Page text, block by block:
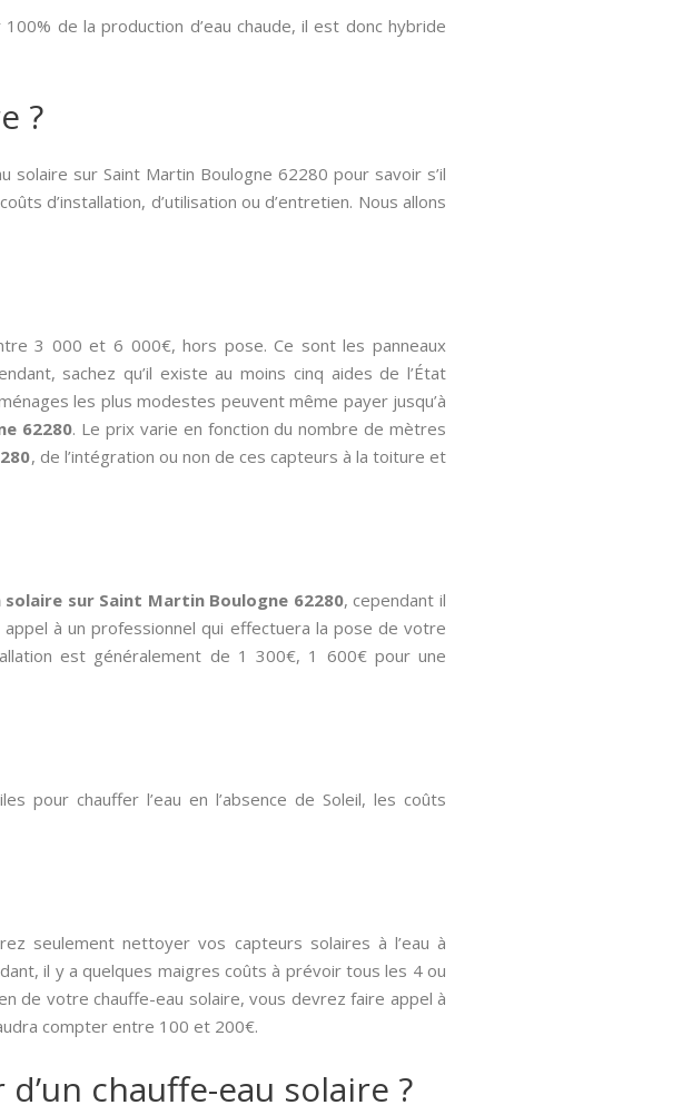
de la production d’eau chaude, il est donc hybride
?
sur Saint Martin Boulogne 62280 pour savoir s’il
d’installation, d’utilisation ou d’entretien. Nous allons
3 000 et 6 000€, hors pose. Ce sont les panneaux
sachez qu’il existe au moins cinq aides de l’État
les plus modestes peuvent même payer jusqu’à
62280. Le prix varie en fonction du nombre de mètres
, de l’intégration ou non de ces capteurs à la toiture et
solaire sur Saint Martin Boulogne 62280, cependant il
à un professionnel qui effectuera la pose de votre
est généralement de 1 300€, 1 600€ pour une
pour chauffer l’eau en l’absence de Soleil, les coûts
seulement nettoyer vos capteurs solaires à l’eau à
il y a quelques maigres coûts à prévoir tous les 4 ou
de votre chauffe-eau solaire, vous devrez faire appel à
compter entre 100 et 200€.
chauffe-eau solaire ?